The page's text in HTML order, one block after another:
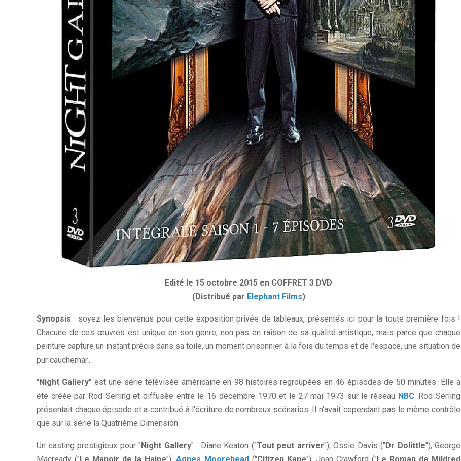
Edité le 15 octobre 2015 en COFFRET 3 DVD
(Distribué par Elephant Films)
Synopsis : soyez les bienvenus pour cette exposition privée de tableaux, présentés ici pour la toute première fois !
Chacune de ces œuvres est unique en son genre, non pas en raison de sa qualité artistique, mais parce que chaque
peinture capture un instant précis dans sa toile, un moment prisonnier à la fois du temps et de l'espace, une situation de
pur cauchemar...
" Night Gallery" est une série télévisée américaine en 98 histoires regroupées en 46 épisodes de 50 minutes. Elle a
été créée par Rod Serling et diffusée entre le 16 décembre 1970 et le 27 mai 1973 sur le réseau NBC. Rod Serling
présentait chaque épisode et a contribué à l'écriture de nombreux scénarios. Il n'avait cependant pas le même contrôle
que sur la série la Quatrième Dimension.
Un casting prestigieux pour " Night Gallery" : Diane Keaton ("Tout peut arriver"), Ossie Davis (" Dr Dolittle"), George